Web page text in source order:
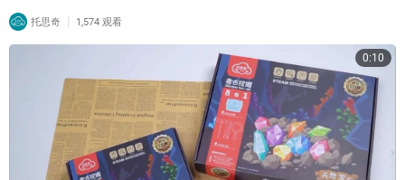
托思奇 | 1,574 观看
0:10